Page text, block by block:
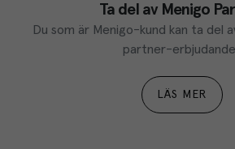
Ta del av Menigo
Du som är Menigo-kund kan ta del
partner-
LÄS MER